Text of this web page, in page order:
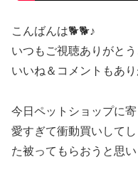
こんばんは🐕🐕♪
いつもご視聴ありがと
いいね＆コメントもあ
今日ペットショップに
愛すぎて衝動買いして
た被ってもらおうと思い